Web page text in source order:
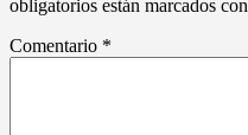
obligatorios están marcados con
Comentario *